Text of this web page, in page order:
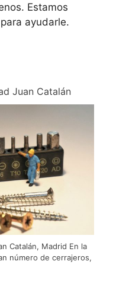
Estamos
ayudarle.
Juan Catalán
Catalán, Madrid En la
número de cerrajeros,